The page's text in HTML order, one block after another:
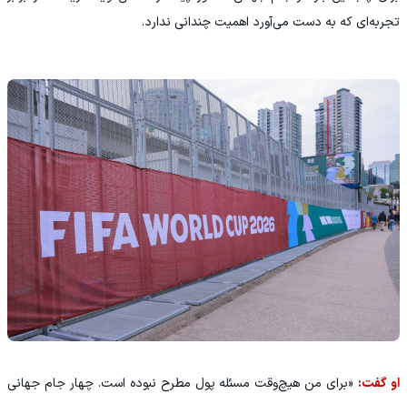
تجربه‌ای که به دست می‌آورد اهمیت چندانی ندارد.
او گفت: «برای من هیچ‌وقت مسئله پول مطرح نبوده است. چهار جام جهانی